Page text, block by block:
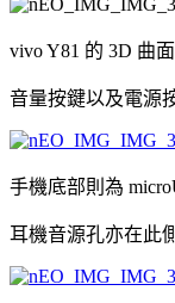
vivo Y81 的 3D 曲
音量按鍵以及電源
手機底部則為
耳機音源孔亦在此